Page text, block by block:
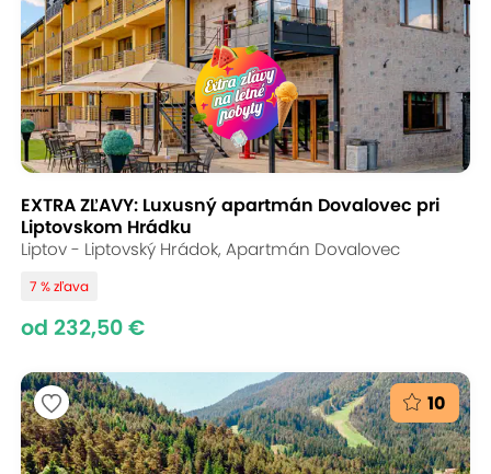
EXTRA ZĽAVY: Luxusný apartmán Dovalovec pri
Liptovskom Hrádku
Liptov - Liptovský Hrádok, Apartmán Dovalovec
7 % zľava
od 232,50 €
10